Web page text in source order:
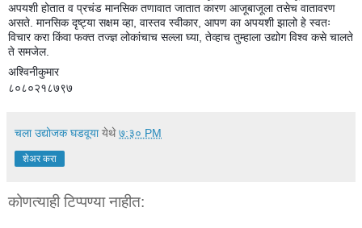
अपयशी होतात व प्रचंड मानसिक तणावात जातात कारण आजूबाजूला तसेच वातावरण
असते. मानसिक दृष्ट्या सक्षम व्हा, वास्तव स्वीकार, आपण का अपयशी झालो हे स्वतः
विचार करा किंवा फक्त तज्ज्ञ लोकांचाच सल्ला घ्या, तेव्हाच तुम्हाला उद्योग विश्व कसे चालते
ते समजेल.
अश्विनीकुमार
८०८०२१८७९७
चला उद्योजक घडवूया येथे७:३० PM
शेअर करा
कोणत्याही टिप्पण्‍या नाहीत: